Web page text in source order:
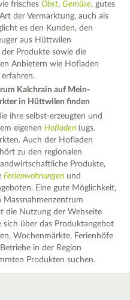
frischesObst,Gemüse, gutes
der Vermarktung, auch als
es den Kunden, den
aus Hüttwilen
Produkte sowie die
Anbietern wie Hofladen
erfahren.
Kalchrain auf Mein-
in Hüttwilen finden
ihre selbst-erzeugten und
eigenenHofladen (ugs.
Auch der Hofladen
zu den regionalen
Produkte,
Ferienwohnungen und
Eine gute Möglichkeit,
die Nutzung der Webseite
sich über das Produktangebot
Wochenmärkte, Ferienhöfe
in der Region
Produkten suchen.